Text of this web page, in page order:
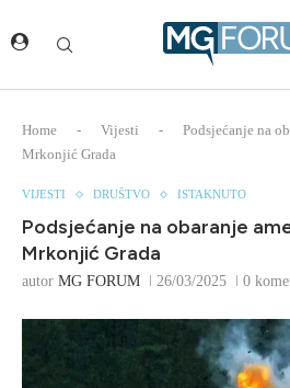
Home - Vijesti -
Podsjećanje na
Mrkonjić Grada
VIJESTI DRUŠTVO ISTAKNUTO
Podsjećanje na obaranje
Mrkonjić Grada
autor MG FORUM 26/03/2025 0